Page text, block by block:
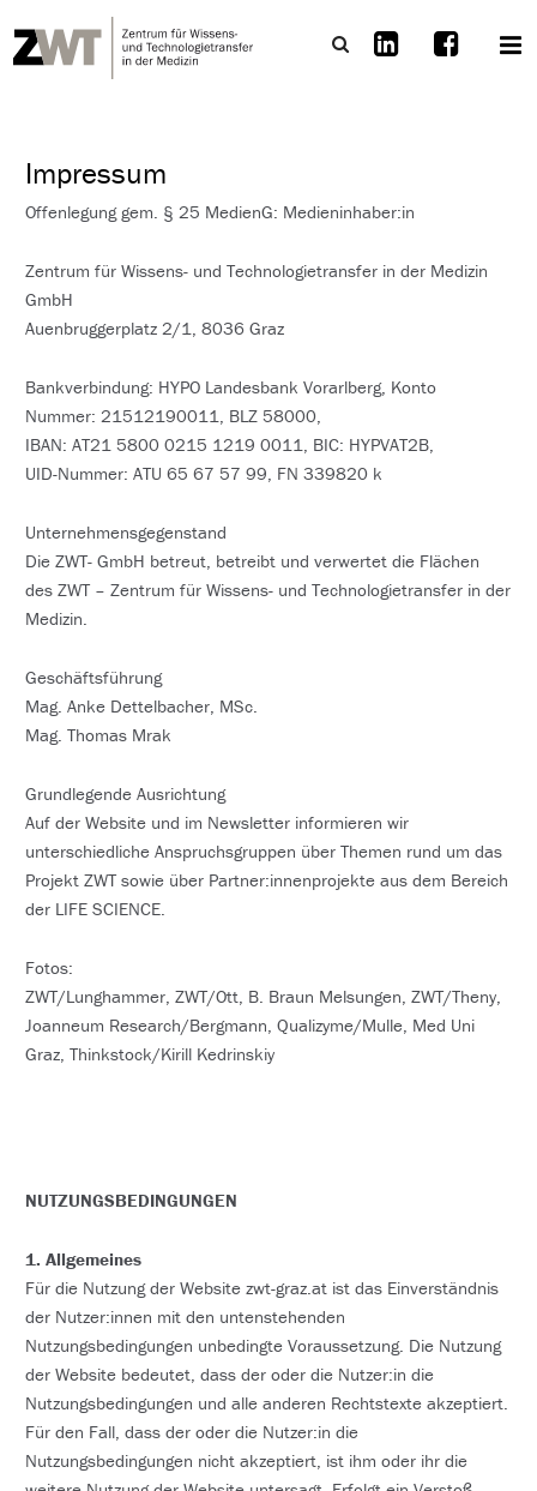
Impressum
Offenlegung gem. § 25 MedienG: Medieninhaber:in
Zentrum für Wissens- und Technologietransfer in der Medizin
GmbH
Auenbruggerplatz 2/1, 8036 Graz
Bankverbindung: HYPO Landesbank Vorarlberg, Konto
Nummer: 21512190011, BLZ 58000,
IBAN: AT21 5800 0215 1219 0011, BIC: HYPVAT2B,
UID-Nummer: ATU 65 67 57 99, FN 339820 k
Unternehmensgegenstand
Die ZWT- GmbH betreut, betreibt und verwertet die Flächen
des ZWT – Zentrum für Wissens- und Technologietransfer in der
Medizin.
Geschäftsführung
Mag. Anke Dettelbacher, MSc.
Mag. Thomas Mrak
Grundlegende Ausrichtung
Auf der Website und im Newsletter informieren wir
unterschiedliche Anspruchsgruppen über Themen rund um das
Projekt ZWT sowie über Partner:innenprojekte aus dem Bereich
der LIFE SCIENCE.
Fotos:
ZWT/Lunghammer, ZWT/Ott, B. Braun Melsungen, ZWT/Theny,
Joanneum Research/Bergmann, Qualizyme/Mulle, Med Uni
Graz, Thinkstock/Kirill Kedrinskiy
NUTZUNGSBEDINGUNGEN
1. Allgemeines
Für die Nutzung der Website zwt-graz.at ist das Einverständnis
der Nutzer:innen mit den untenstehenden
Nutzungsbedingungen unbedingte Voraussetzung. Die Nutzung
der Website bedeutet, dass der oder die Nutzer:in die
Nutzungsbedingungen und alle anderen Rechtstexte akzeptiert.
Für den Fall, dass der oder die Nutzer:in die
Nutzungsbedingungen nicht akzeptiert, ist ihm oder ihr die